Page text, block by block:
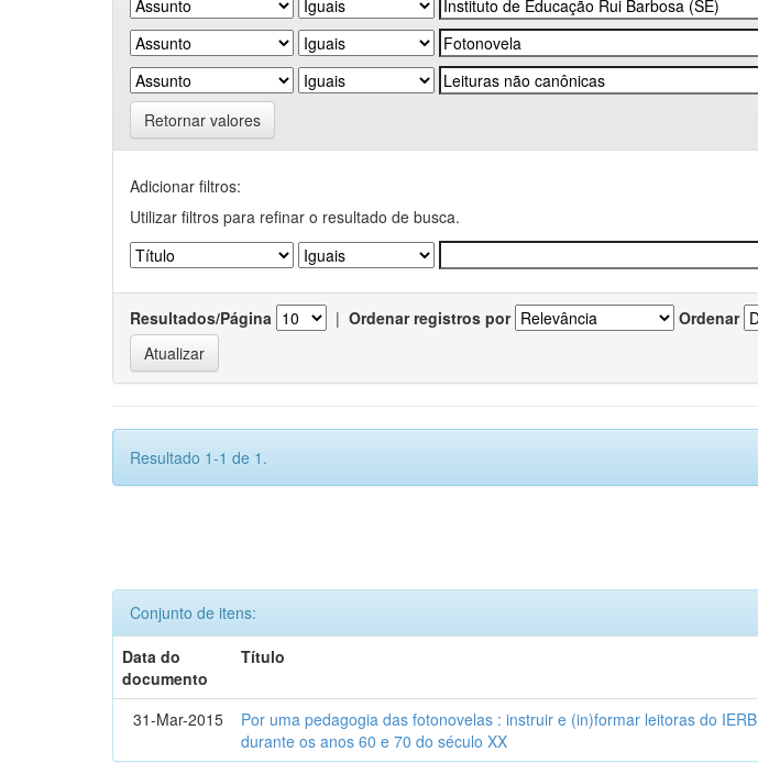
Retornar valores
Adicionar filtros:
Utilizar filtros para refinar o resultado de busca.
Resultados/Página | Ordenar registros por Ordenar
Resultado 1-1 de 1.
Conjunto de itens:
Data do
documento
Título
31-Mar-2015
Por uma pedagogia das fotonovelas : instruir e (in)formar leitoras do IERB
durante os anos 60 e 70 do século XX